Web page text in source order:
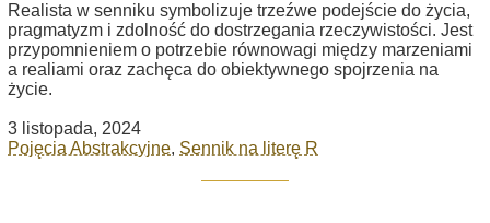
Realista w senniku symbolizuje trzeźwe podejście do życia,
pragmatyzm i zdolność do dostrzegania rzeczywistości. Jest
przypomnieniem o potrzebie równowagi między marzeniami
a realiami oraz zachęca do obiektywnego spojrzenia na
życie.
3 listopada, 2024
Pojęcia Abstrakcyjne, Sennik na literę R